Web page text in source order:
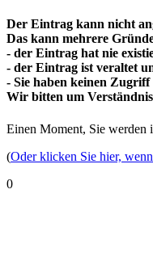
Der Eintrag kann nicht
Das kann mehrere
- der Eintrag hat nie
- der Eintrag ist veraltet
- Sie haben keinen
Wir bitten um
Einen Moment, Sie werden
(Oder klicken Sie hier,
0